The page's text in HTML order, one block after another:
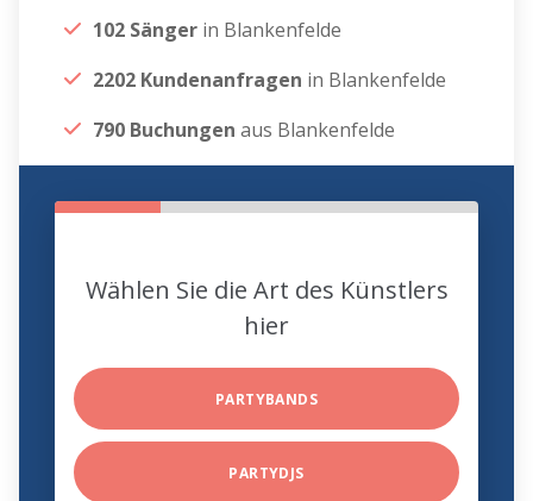
102 Sänger in Blankenfelde
2202 Kundenanfragen in Blankenfelde
790 Buchungen aus Blankenfelde
Wählen Sie die Art des Künstlers
hier
PARTYBANDS
PARTYDJS